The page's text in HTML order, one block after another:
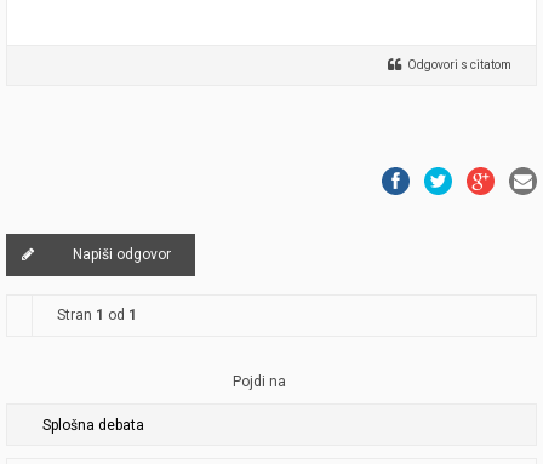
Odgovori s citatom
Napiši odgovor
Stran 1 od 1
Pojdi na